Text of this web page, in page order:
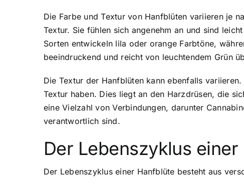
Die Farbe und Textur von Hanfblüten variieren je
Textur. Sie fühlen sich angenehm an und sind
Sorten entwickeln lila oder orange Farbtöne,
beeindruckend und reicht von leuchtendem Grün
Die Textur der Hanfblüten kann ebenfalls
Textur haben. Dies liegt an den Harzdrüsen, die
eine Vielzahl von Verbindungen, darunter
verantwortlich sind.
Der Lebenszyklus
Der Lebenszyklus einer Hanfblüte besteht aus